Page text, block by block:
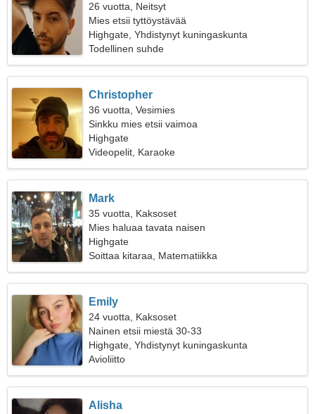
26 vuotta, Neitsyt
Mies etsii tyttöystävää
Highgate, Yhdistynyt kuningaskunta
Todellinen suhde
Christopher
36 vuotta, Vesimies
Sinkku mies etsii vaimoa
Highgate
Videopelit, Karaoke
Mark
35 vuotta, Kaksoset
Mies haluaa tavata naisen
Highgate
Soittaa kitaraa, Matematiikka
Emily
24 vuotta, Kaksoset
Nainen etsii miestä 30-33
Highgate, Yhdistynyt kuningaskunta
Avioliitto
Alisha